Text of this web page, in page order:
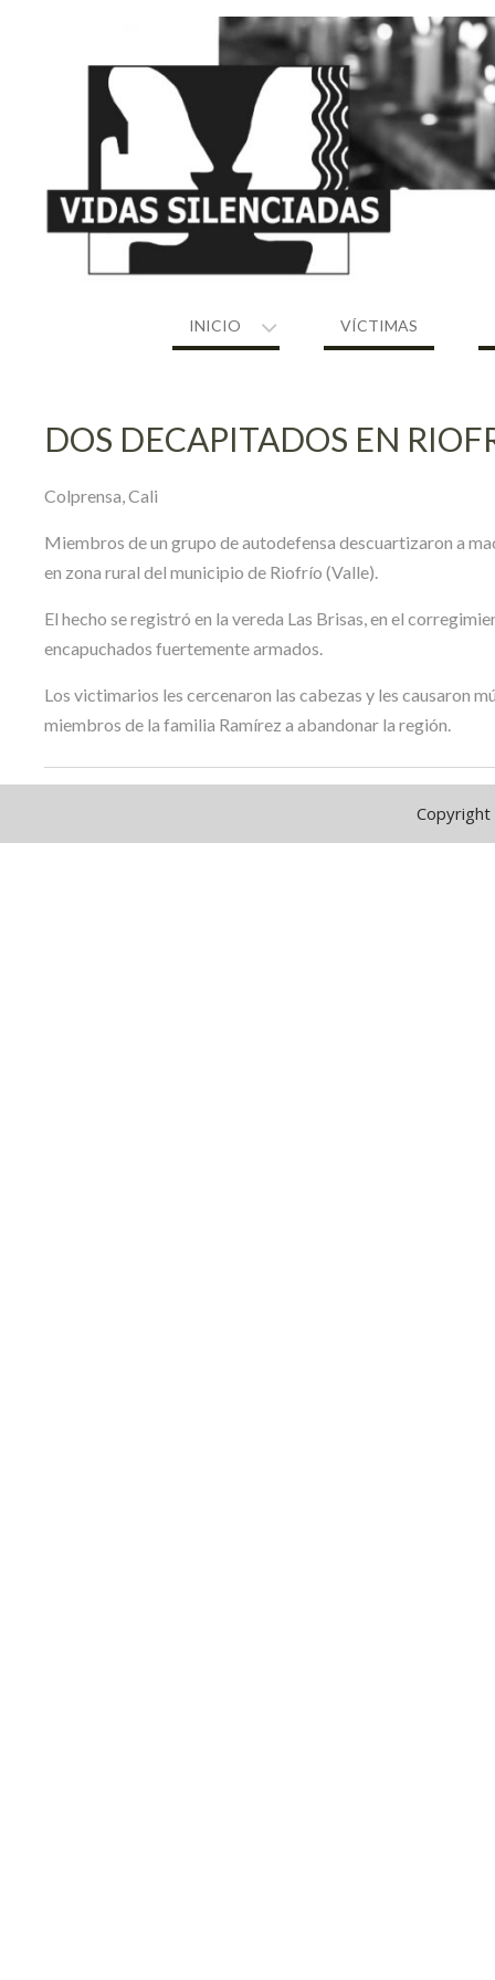
INICIO VÍCTIMAS
DOS DECAPITADOS EN
Colprensa, Cali
Miembros de un grupo de autodefensa descuartizaron a
en zona rural del municipio de Riofrío (Valle).
El hecho se registró en la vereda Las Brisas, en el
encapuchados fuertemente armados.
Los victimarios les cercenaron las cabezas y les causaron
miembros de la familia Ramírez a abandonar la región.
Copyright